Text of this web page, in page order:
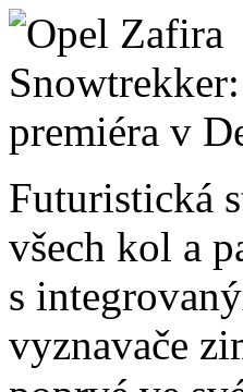
Futuristická
všech kol a
s
vyznavače